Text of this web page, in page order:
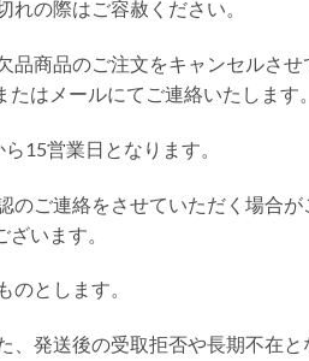
の際はご容赦ください。
商品のご注文をキャンセルさ
はメールにてご連絡いたします。
15営業日となります。
ご連絡をさせていただく場合
います。
とします。
発送後の受取拒否や長期不在